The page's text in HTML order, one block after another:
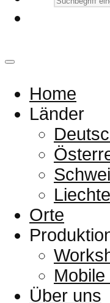
Home
Länder
Orte
Über uns